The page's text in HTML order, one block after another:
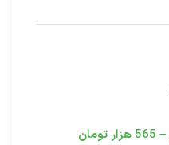
–
565 هزار تومان